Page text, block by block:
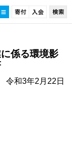
係る環境影
令和3年2月22日